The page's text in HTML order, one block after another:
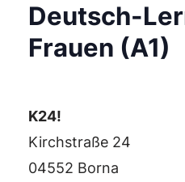
Deutsch-
Frauen (A1)
K24!
Kirchstraße 24
04552 Borna